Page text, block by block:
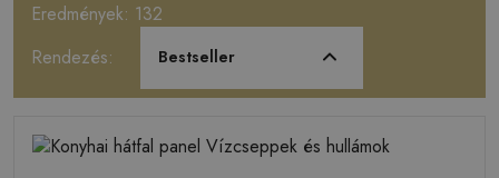
Eredmények: 132
Rendezés:
Bestseller